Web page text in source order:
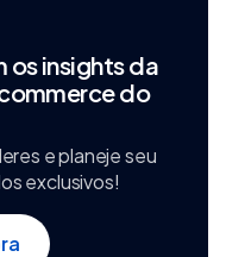
os insights da
do
e planeje seu
exclusivos!